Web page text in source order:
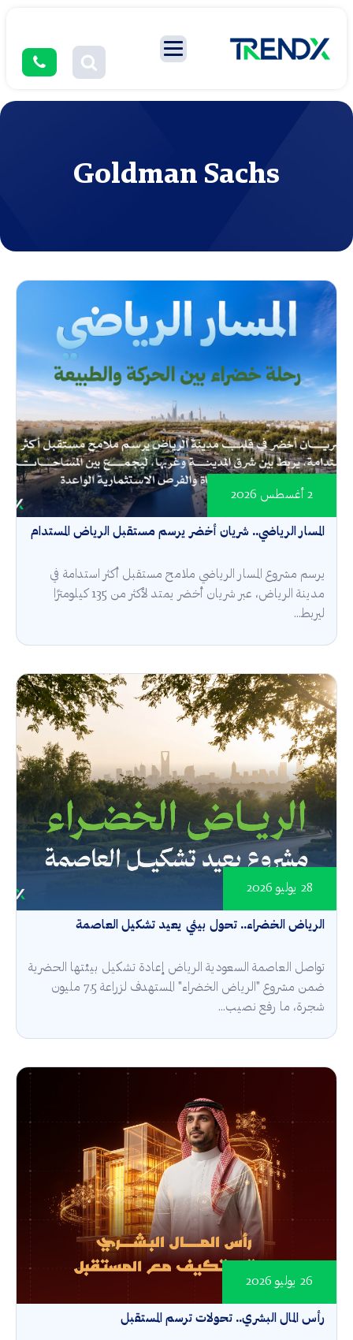
Goldman Sachs
المسار الرياضي.. شريان أخضر يرسم مستقبل الرياض المستدام
2 أغسطس 2026
يرسم مشروع المسار الرياضي ملامح مستقبل أكثر استدامة في
مدينة الرياض، عبر شريان أخضر يمتد لأكثر من 135 كيلومترًا
ليربط...
الرياض الخضراء.. تحول بيئي يعيد تشكيل العاصمة
28 يوليو 2026
تواصل العاصمة السعودية الرياض إعادة تشكيل بيئتها الحضرية
ضمن مشروع "الرياض الخضراء" المستهدف لزراعة 7.5 مليون
شجرة، ما رفع نصيب...
رأس المال البشري.. تحولات ترسم المستقبل
26 يوليو 2026